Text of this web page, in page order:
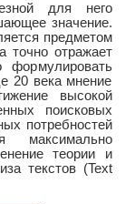
для него
значение.
предметом
точно отражает
формулировать
20 века мнение
высокой
поисковых
потребностей
максимально
теории и
текстов (Text